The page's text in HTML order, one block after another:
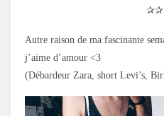
Autre raison de ma fascinante
j’aime d’amour <3
(Débardeur Zara, short Levi’s,